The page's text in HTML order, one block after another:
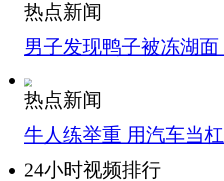
热点新闻
男子发现鸭子被冻湖
热点新闻
牛人练举重 用汽车当
24小时视频排行